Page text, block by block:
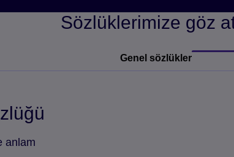
Sözlüklerimize göz
Genel sözlükler
anlam